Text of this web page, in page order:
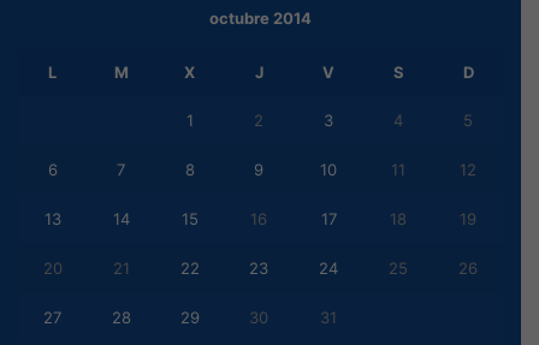
octubre 2014
L M X J V S D
1 2 3 4 5
6 7 8 9 10 11 12
13 14 15 16 17 18 19
20 21 22 23 24 25 26
27 28 29 30 31